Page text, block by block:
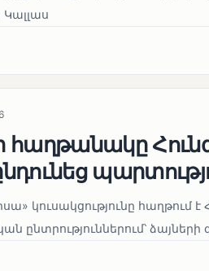
հաղթանակը
կուսակցությունը հաղթում է
ընտրություններում՝